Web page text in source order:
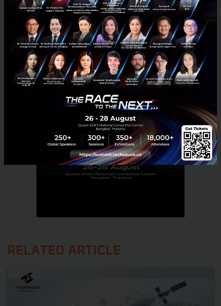
PR News AIS GMM AIS PLAY GMM Grammy AIS PLAYBOX
No comment
RELATED ARTICLE